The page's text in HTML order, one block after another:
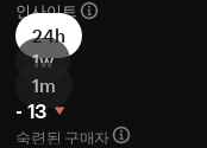
인사이트
24h
1w
1m
- 13
숙련된 구매자